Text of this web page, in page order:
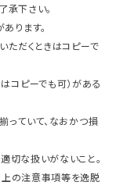
承下さい。
ります。
ただくときはコピーで
コピーでも可）がある
っていて、なおかつ損
切な扱いがないこと。
上の注意事項等を逸脱